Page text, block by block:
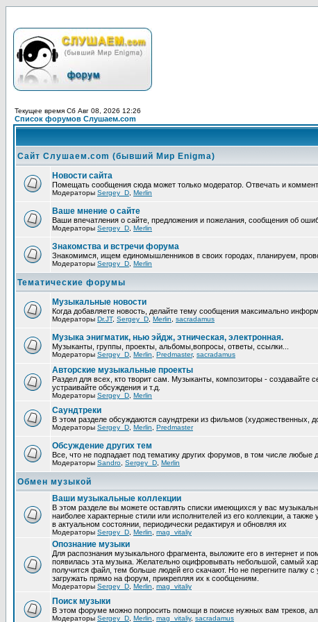
Текущее время Сб Авг 08, 2026 12:26
Список форумов Слушаем.com
Сайт Слушаем.com (бывший Мир Enigma)
Новости сайта
Помещать сообщения сюда может только модератор. Отвечать и
Модераторы Sergey_D Merlin
Ваше мнение о сайте
Ваши впечатления о сайте, предложения и пожелания, сообщения об
Модераторы Sergey_D Merlin
Знакомства и встречи форума
Знакомимся, ищем единомышленников в своих городах, планируем,
Модераторы Sergey_D Merlin
Тематические форумы
Музыкальные новости
Когда добавляете новость, делайте тему сообщения максимально
Модераторы Dr.JT, Sergey_D Merlin sacradamus
Музыка энигматик, нью эйдж, этническая, электронная.
Музыканты, группы, проекты, альбомы,вопросы, ответы, ссылки...
Модераторы Sergey_D Merlin Predmaster, sacradamus
Авторские музыкальные проекты
Раздел для всех, кто творит сам. Музыканты, композиторы -
устраивайте обсуждения и т.д.
Модераторы Sergey_D Merlin
Саундтреки
В этом разделе обсуждаются саундтреки из фильмов (художественных,
Модераторы Sergey_D Merlin Predmaster
Обcуждение других тем
Все, что не подпадает под тематику других форумов, в том числе любые
Модераторы Sandro Sergey_D Merlin
Обмен музыкой
Ваши музыкальные коллекции
В этом разделе вы можете оставлять списки имеющихся у вас
наиболее характерные стили или исполнителей из его коллекции, а
в актуальном состоянии, периодически редактируя и обновляя их
Модераторы Sergey_D Merlin mag_vitaliy
Опознание музыки
Для распознания музыкального фрагмента, выложите его в интернет и
появилась эта музыка. Желательно оцифровывать небольшой, самый
получится файл, тем больше людей его скачают. Но не перегните
загружать прямо на форум, прикрепляя их к сообщениям.
Модераторы Sergey_D Merlin mag_vitaliy
Поиск музыки
В этом форуме можно попросить помощи в поиске нужных вам треков,
Модераторы Sergey_D Merlin mag_vitaliy, sacradamus